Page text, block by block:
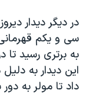
در دیگر دیدار
سی و یکم
به برتری رسید
این دیدار به
داد تا مولر به دور